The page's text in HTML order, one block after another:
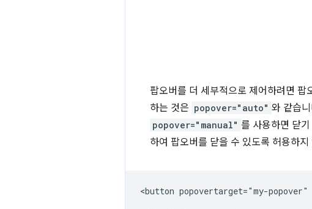
팝오버를 더 세부적으로 제어하려면
하는 것은 popover="auto" 와 같습
popover="manual" 를 사용하면 닫
하여 팝오버를 닫을 수 있도록 허용하
<button popovertarget="my-